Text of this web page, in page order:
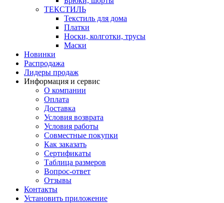
ТЕКСТИЛЬ
Текстиль для дома
Платки
Носки, колготки, трусы
Маски
Новинки
Распродажа
Лидеры продаж
Информация и сервис
О компании
Оплата
Доставка
Условия возврата
Условия работы
Совместные покупки
Как заказать
Сертификаты
Таблица размеров
Вопрос-ответ
Отзывы
Контакты
Установить приложение